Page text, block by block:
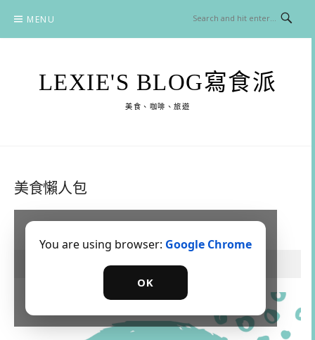
content
MENU
LEXIE'S BLOG寫食派
美食、咖啡、旅遊
美食懶人包
You are using browser: Google Chrome
OK
關於我